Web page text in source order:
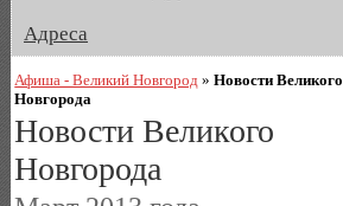
Адреса
Афиша - Великий Новгород »Новости Великого
Новгорода
Новости Великого
Новгорода